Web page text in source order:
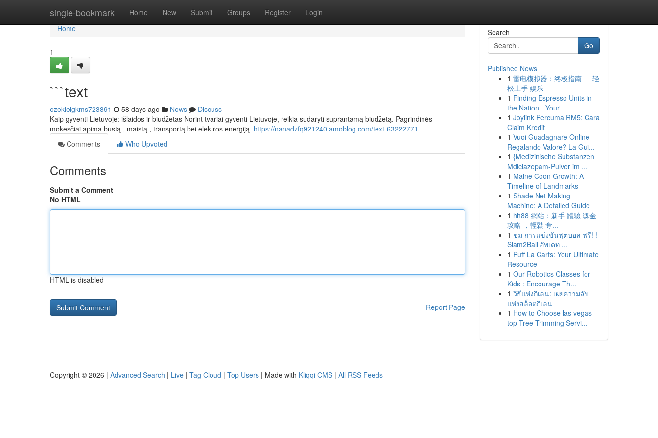
single-bookmark Home New Submit Groups Register Login
Home
Home
1
```text
ezekielgkms723891 58 days ago News
Discuss
Kaip gyventi Lietuvoje: išlaidos ir biudžetas Norint tvariai gyventi Lietuvoje, reikia sudaryti suprantamą biudžetą. Pagrindinės
mokesčiai apima būstą , maistą , transportą bei elektros energiją. https://nanadzfq921240.amoblog.com/text-63222771
Comments
Who Upvoted
Comments
Submit a Comment
No HTML
HTML is disabled
Report Page
Search
Go
Published News
1 雷电模拟器：终极指南 ， 轻
松上手 娱乐
1 Finding Espresso Units in
the Nation - Your ...
1 Joylink Percuma RM5: Cara
Claim Kredit
1 Vuoi Guadagnare Online
Regalando Valore? La Gui...
1 {Medizinische Substanzen
Mdiclazepam-Pulver im ...
1 Maine Coon Growth: A
Timeline of Landmarks
1 Shade Net Making
Machine: A Detailed Guide
1 hh88 網站：新手 體驗 獎金
攻略 ，輕鬆 奪...
1 ชม การแข่งขันฟุตบอล ฟรี! !
Siam2Ball อัพเดท ...
1 Puff La Carts: Your Ultimate
Resource
1 Our Robotics Classes for
Kids : Encourage Th...
1 วิธีแห่งกิเลน: เผยความลับ
แห่งสล็อตกิเลน
1 How to Choose las vegas
top Tree Trimming Servi...
Copyright © 2026 | Advanced Search | Live | Tag Cloud | Top Users | Made with Kliqqi CMS | All RSS Feeds